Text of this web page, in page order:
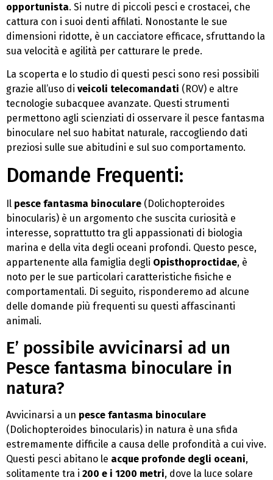
opportunista. Si nutre di piccoli pesci e crostacei, che
cattura con i suoi denti affilati. Nonostante le sue
dimensioni ridotte, è un cacciatore efficace, sfruttando la
sua velocità e agilità per catturare le prede.
La scoperta e lo studio di questi pesci sono resi possibili
grazie all’uso di veicoli telecomandati (ROV) e altre
tecnologie subacquee avanzate. Questi strumenti
permettono agli scienziati di osservare il pesce fantasma
binoculare nel suo habitat naturale, raccogliendo dati
preziosi sulle sue abitudini e sul suo comportamento.
Domande Frequenti:
Il pesce fantasma binoculare (Dolichopteroides
binocularis) è un argomento che suscita curiosità e
interesse, soprattutto tra gli appassionati di biologia
marina e della vita degli oceani profondi. Questo pesce,
appartenente alla famiglia degli Opisthoproctidae, è
noto per le sue particolari caratteristiche fisiche e
comportamentali. Di seguito, risponderemo ad alcune
delle domande più frequenti su questi affascinanti
animali.
E’ possibile avvicinarsi ad un
Pesce fantasma binoculare in
natura?
Avvicinarsi a un pesce fantasma binoculare
(Dolichopteroides binocularis) in natura è una sfida
estremamente difficile a causa delle profondità a cui vive.
Questi pesci abitano le acque profonde degli oceani,
solitamente tra i 200 e i 1200 metri, dove la luce solare